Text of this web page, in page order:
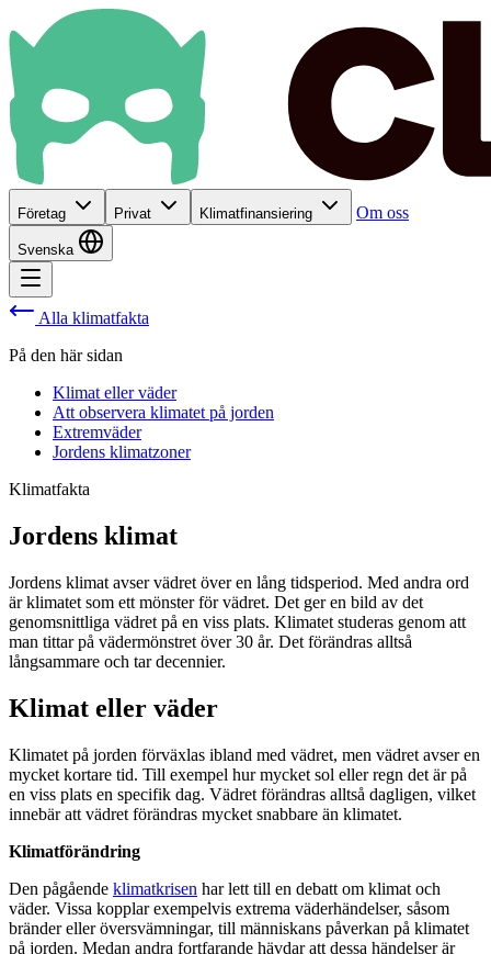
Företag Privat Klimatfinansiering Om oss
Svenska
Alla klimatfakta
På den här sidan
Klimat eller väder
Att observera klimatet på jorden
Extremväder
Jordens klimatzoner
Klimatfakta
Jordens klimat
Jordens klimat avser vädret över en lång tidsperiod. Med andra ord
är klimatet som ett mönster för vädret. Det ger en bild av det
genomsnittliga vädret på en viss plats. Klimatet studeras genom att
man tittar på vädermönstret över 30 år. Det förändras alltså
långsammare och tar decennier.
Klimat eller väder
Klimatet på jorden förväxlas ibland med vädret, men vädret avser en
mycket kortare tid. Till exempel hur mycket sol eller regn det är på
en viss plats en specifik dag. Vädret förändras alltså dagligen, vilket
innebär att vädret förändras mycket snabbare än klimatet.
Klimatförändring
Den pågående klimatkrisen har lett till en debatt om klimat och
väder. Vissa kopplar exempelvis extrema väderhändelser, såsom
bränder eller översvämningar, till människans påverkan på klimatet
på jorden. Medan andra fortfarande hävdar att dessa händelser är